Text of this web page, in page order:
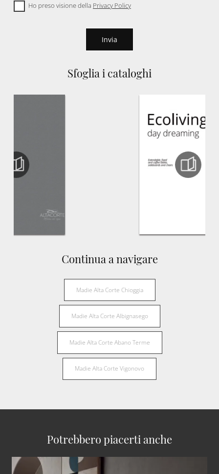
Sfoglia i cataloghi
Continua a navigare
Madie Alta Corte Chioggia
Madie Alta Corte Albignasego
Madie Alta Corte Abano Terme
Madie Alta Corte Vigonovo
Ho preso visione della Privacy Policy
Invia
Potrebbero piacerti anche